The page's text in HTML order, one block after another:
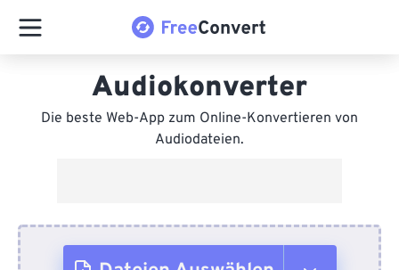
Audiokonverter
Die beste Web-App zum Online-Konvertieren von
Audiodateien.